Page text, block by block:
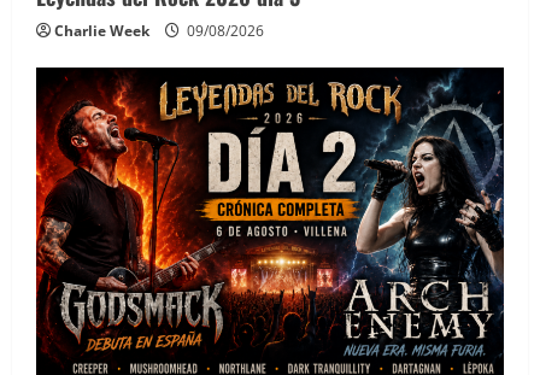
Charlie Week 09/08/2026